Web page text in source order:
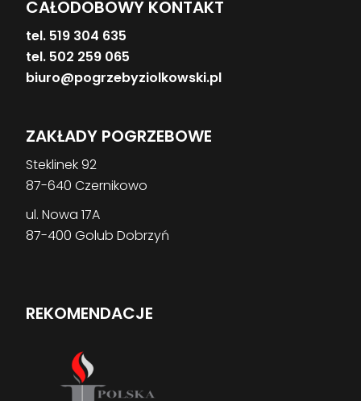
CAŁODOBOWY KONTAKT
tel. 519 304 635
tel. 502 259 065
biuro@pogrzebyziolkowski.pl
ZAKŁADY POGRZEBOWE
Steklinek 92
87-640 Czernikowo
ul. Nowa 17A
87-400 Golub Dobrzyń
REKOMENDACJE